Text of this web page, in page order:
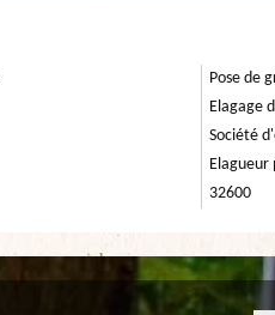
Pose de
Elagage
Société
Elagueur
32600